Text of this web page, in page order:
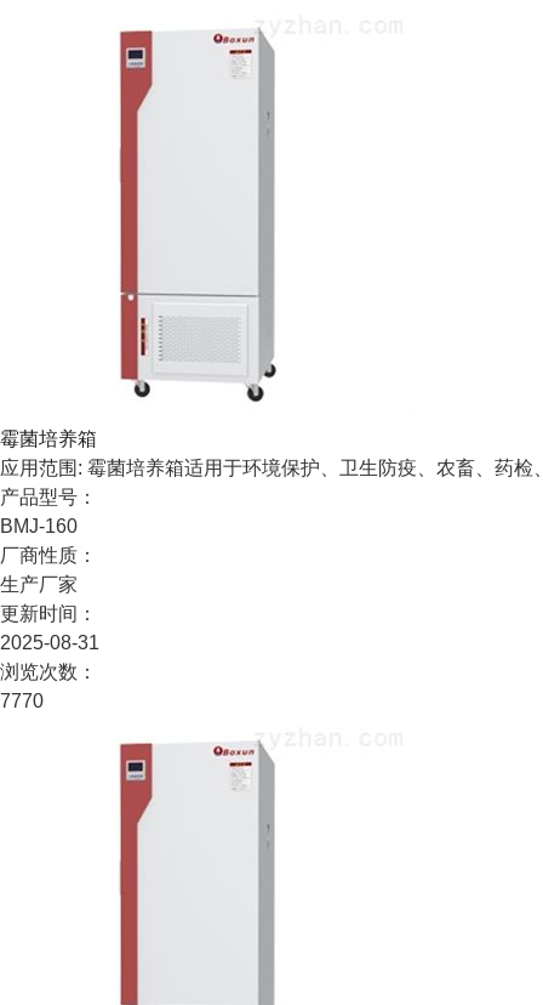
霉菌培养箱
应用范围: 霉菌培养箱适用于环境保护、卫生防疫、农畜、药
产品型号：
BMJ-160
厂商性质：
生产厂家
更新时间：
2025-08-31
浏览次数：
7770